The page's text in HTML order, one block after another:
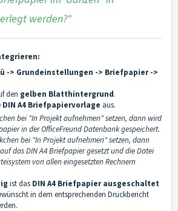
werden?"
-> Grundeinstellungen -> Briefpapier ->
den gelben Blatthintergrund.
DIN A4 Briefpapiervorlage aus.
bei "In Projekt aufnehmen" setzen, dann wird
in der OfficeFreund Datenbank gespeichert.
bei "In Projekt aufnehmen" setzen, dann
das DIN A4 Briefpapier gesetzt und die Datei
von allen eingesetzten Rechnern
ist das DIN A4 Briefpapier ausgeschaltet
in dem entsprechenden Druckbericht